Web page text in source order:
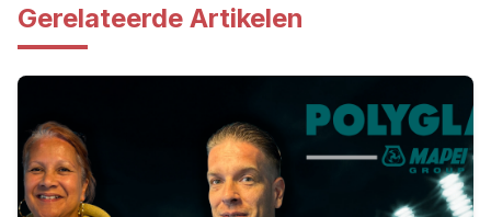
Gerelateerde Artikelen